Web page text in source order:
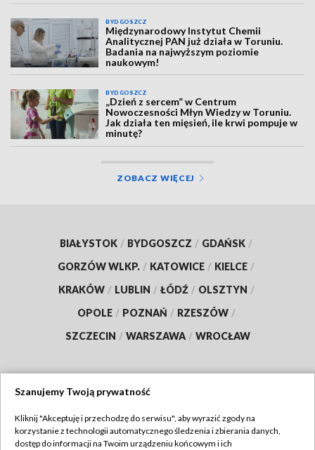
BYDGOSZCZ
Międzynarodowy Instytut Chemii
Analitycznej PAN już działa w Toruniu.
Badania na najwyższym poziomie
naukowym!
BYDGOSZCZ
„Dzień z sercem” w Centrum
Nowoczesności Młyn Wiedzy w Toruniu.
Jak działa ten mięsień, ile krwi pompuje w
minutę?
ZOBACZ WIĘCEJ
BIAŁYSTOK / BYDGOSZCZ / GDAŃSK /
GORZÓW WLKP. / KATOWICE / KIELCE /
KRAKÓW / LUBLIN / ŁÓDŹ / OLSZTYN /
OPOLE / POZNAŃ / RZESZÓW /
SZCZECIN / WARSZAWA / WROCŁAW
TVP
Szanujemy Twoją prywatność
Kliknij "Akceptuję i przechodzę do serwisu", aby wyrazić zgody na
korzystanie z technologii automatycznego śledzenia i zbierania danych,
dostęp do informacji na Twoim urządzeniu końcowym i ich